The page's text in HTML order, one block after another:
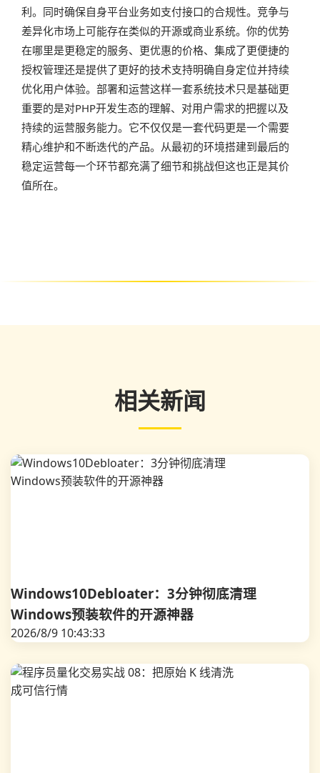
利。同时确保自身平台业务如支付接口的合规性。竞争与
差异化市场上可能存在类似的开源或商业系统。你的优势
在哪里是更稳定的服务、更优惠的价格、集成了更便捷的
授权管理还是提供了更好的技术支持明确自身定位并持续
优化用户体验。部署和运营这样一套系统技术只是基础更
重要的是对PHP开发生态的理解、对用户需求的把握以及
持续的运营服务能力。它不仅仅是一套代码更是一个需要
精心维护和不断迭代的产品。从最初的环境搭建到最后的
稳定运营每一个环节都充满了细节和挑战但这也正是其价
值所在。
相关新闻
Windows10Debloater：3分钟彻底清理
Windows预装软件的开源神器
2026/8/9 10:43:33